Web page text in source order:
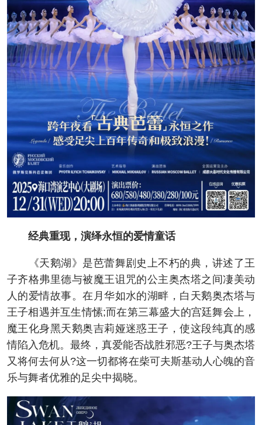
经典重现，演绎永恒的爱情童话
《天鹅湖》是芭蕾舞剧史上不朽的典，讲述了王
子齐格弗里德与被魔王诅咒的公主奥杰塔之间凄美动
人的爱情故事。在月华如水的湖畔，白天鹅奥杰塔与
王子相遇并互生情愫;而在第三幕盛大的宫廷舞会上，
魔王化身黑天鹅奥吉莉娅迷惑王子，使这段纯真的感
情陷入危机。最终，真爱能否战胜邪恶?王子与奥杰塔
又将何去何从?这一切都将在柴可夫斯基动人心魄的音
乐与舞者优雅的足尖中揭晓。